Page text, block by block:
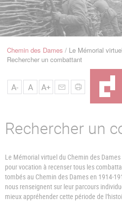
Navigation
Fil
Chemin des Dames Le Mémorial virtuel
Rechercher un combattant
A- A A+
Rechercher un
Le Mémorial virtuel du Chemin des Dames
pour vocation à recenser tous les
tombés au Chemin des Dames en 1914-
nous renseignent sur leur parcours
mieux appréhender cette période de